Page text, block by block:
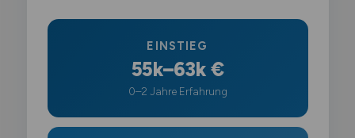
EINSTIEG
55k–63k €
0–2 Jahre Erfahrung